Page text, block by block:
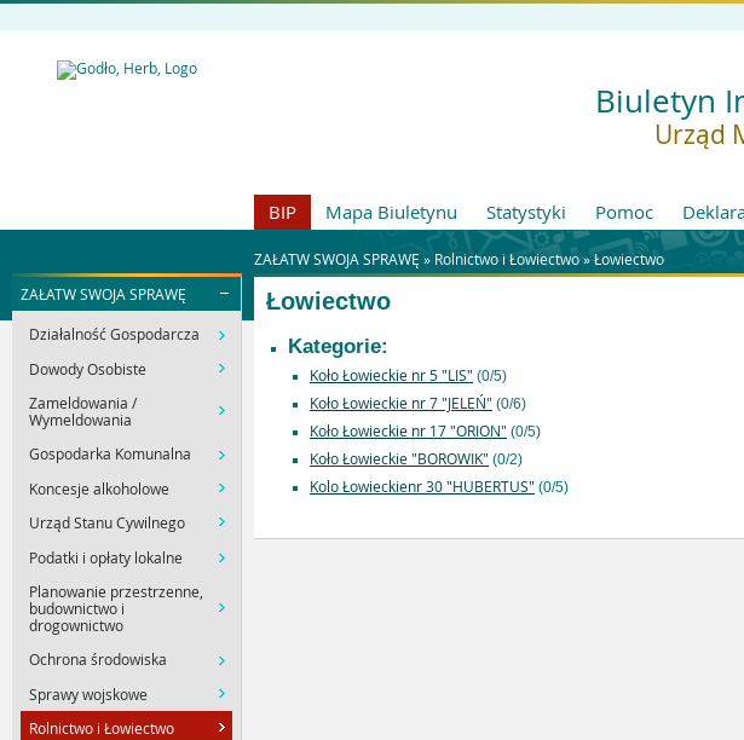
Biuletyn
Urząd
BIP Mapa Biuletynu Statystyki Pomoc
ZAŁATW SWOJA SPRAWĘ » Rolnictwo i Łowiectwo»Łowiectwo
ZAŁATW SWOJA SPRAWĘ
Działalność Gospodarcza
Dowody Osobiste
Zameldowania /
Wymeldowania
Gospodarka Komunalna
Koncesje alkoholowe
Urząd Stanu Cywilnego
Podatki i opłaty lokalne
Planowanie przestrzenne,
budownictwo i
drogownictwo
Ochrona środowiska
Sprawy wojskowe
Rolnictwo i Łowiectwo
Łowiectwo
Kategorie:
Koło Łowieckie nr 5 "LIS" (0/5)
Koło Łowieckie nr 7 "JELEŃ" (0/6)
Koło Łowieckie nr 17 "ORION" (0/5)
Koło Łowieckie "BOROWIK" (0/2)
Kolo Łowieckienr 30 "HUBERTUS" (0/5)